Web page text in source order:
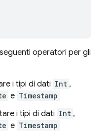
operatori per gli
i tipi di dati Int ,
e Timestamp
i tipi di dati Int ,
e Timestamp